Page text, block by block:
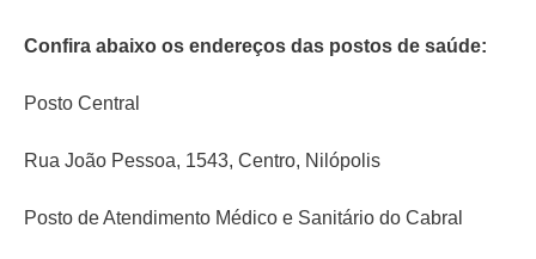
Confira abaixo os endereços das postos de saúde:
Posto Central
Rua João Pessoa, 1543, Centro, Nilópolis
Posto de Atendimento Médico e Sanitário do Cabral